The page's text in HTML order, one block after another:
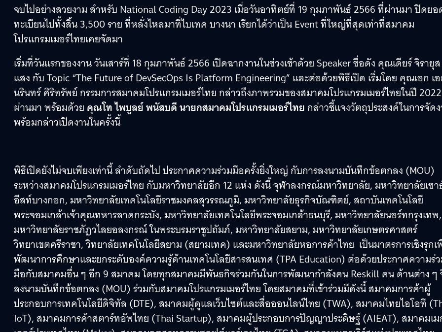
จบไปอย่างสวยงาม สำหรับ National Coding Day 2023 เมื่อวันอาทิตย์ที่ 19 กุมภาพันธ์ 2566 ที่ผ่านมา ปิดยอ
ทะเบียนไปทั้งสิ้น 3,500 ราย ที่หลั่งไหลมาที่ไบเทค บางนา เรียกได้ว่าเป็น Event ที่ใหญ่ที่สุดเท่าที่สมาคม
โปรแกรมเมอร์ไทยเคยจัดมา
เริ่มที่วันแรกของงาน วันเสาร์ที่ 18 กุมภาพันธ์ 2566 เปิดฉากงานในช่วงเช้าด้วย Speaker ชื่อดัง คุณเดียร์ จิรายุ
แสง กับ Topic “The Future of DevSecOps Is Platform Engineering” และต่อด้วยพิธีเปิด เริ่มโดย คุณเอก เ
นรินทร์ ศิริทรัพย์ กรรมการสมาคมโปรแกรมเมอร์ไทย กล่าวถึงภาพรวมของสมาคมโปรแกรมเมอร์ไทยในปี
ผ่านมา พร้อมด้วย คุณโท ไพบูลย์ พนัสบดี นายกสมาคมโปรแกรมเมอร์ไทย กล่าวชี้แจงวัตถุประสงค์ในการจัด
พร้อมกล่าวเปิดงานในครั้งนี้
พิธีเปิดยังไม่จบเพียงเท่านี้ ลำดับถัดไป ประกาศความร่วมมือครั้งยิ่งใหญ่ กับการลงนามบันทึกข้อตกลง (MOU)
ระหว่างสมาคมโปรแกรมเมอร์ไทย กับมหาวิทยาลัยอีก 12 แห่ง ดังนี้ จุฬาลงกรณ์มหาวิทยาลัย, มหาวิทยาลัยเซ
อีสท์บางกอก, มหาวิทยาลัยเทคโนโลยีราชมงคลสุวรรณภูมิ, มหาวิทยาลัยธุรกิจบัณฑิตย์, สถาบันเทคโนโลยี
พระจอมเกล้าเจ้าคุณทหารลาดกระบัง, มหาวิทยาลัยเทคโนโลยีพระจอมเกล้าธนบุรี, มหาวิทยาลัยนอร์ทกรุงเทพ,
มหาวิทยาลัยราชภัฏวไลยอลงกรณ์ ในพระบรมราชูปถัมภ์, มหาวิทยาลัยสยาม, มหาวิทยาลัยเกษตรศาสตร์
วิทยาเขตศรีราชา, วิทยาลัยเทคโนโลยีสยาม (สยามเทค) และมหาวิทยาลัยหอการค้าไทย เป็นมาตรการเชิงรุกเ
พัฒนาการศึกษาและยกระดับองค์ความรู้ด้านเทคโนโลยีสารสนเทศ (TPA Education) ต่อด้วยประกาศความร่
มือกับสมาคมอื่น ๆ อีก 9 สมาคม โดยทุกสมาคมมีพันธกิจร่วมกันในการพัฒนากำลังคน Reskill คน ด้านต่าง ๆ
ลงนามบันทึกข้อตกลง (MOU) ร่วมกับสมาคมโปรแกรมเมอร์ไทย โดยสมาคมที่เข้าร่วมมีดังนี้ สมาคมการค้าผู้
ประกอบการเทคโนโลยีดิจิทัล (DTE), สมาคมผู้ดูแลเว็บไซต์และสื่อออนไลน์ไทย (TWA), สมาคมไทยไอโอที
IoT), สมาคมการค้าสตาร์ทอัพไทย (Thai Startup), สมาคมผู้ประกอบการปัญญาประดิษฐ์ (AIEAT), สมาคมเม